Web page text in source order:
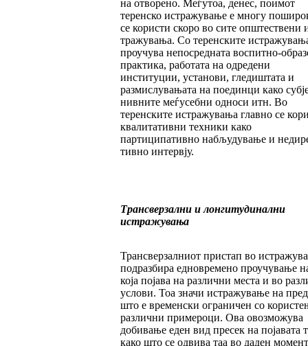
на отворено. Меѓутоа, денес, поимот
теренско истражување е многу
се користи скоро во сите општествени
тра­жувања. Со теренските
проучува непосредната воспитно-
практика, работата на одредени
институции, установи, гледиштата и
размислувањата на поединци како
нивните меѓусебни односи итн. Во
теренските истражувања глав­­но се
квалитативни техники ка­ко
партиципативно набљудување и
тивно интервју.
Трансверзални и лонгитудинални
истра­жу­­вања
Трансверзалниот пристап во
подразбира едновремено проучување
ко­ја појава на различни места и во
услови. Тоа значи истражување на
што е временски ограничен со
раз­лични примероци. Ова овозможува
доби­ва­ње еден вид пресек на појавата
како што се одвива таа во даден